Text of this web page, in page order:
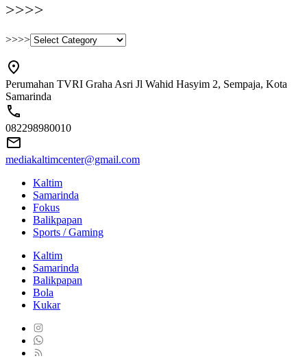
>>>>
>>>>
Perumahan TVRI Graha Asri Jl Wahid Hasyim 2, Sempaja, Kota
Samarinda
082298980010
mediakaltimcenter@gmail.com
Kaltim
Samarinda
Fokus
Balikpapan
Sports / Gaming
Kaltim
Samarinda
Balikpapan
Bola
Kukar